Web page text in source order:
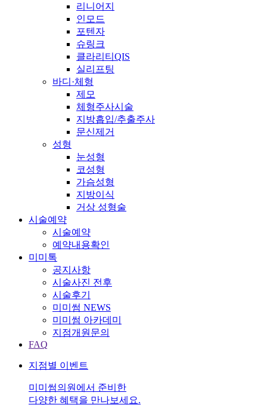
리니어지
인모드
포텐자
슈링크
클라리티QIS
실리프팅
바디·체형
제모
체형주사시술
지방흡입/추출주사
문신제거
성형
눈성형
코성형
가슴성형
지방이식
거상 성형술
시술예약
시술예약
예약내용확인
미미톡
공지사항
시술사진 전후
시술후기
미미썸 NEWS
미미썸 아카데미
지점개원문의
FAQ
지점별 이벤트
미미썸의원에서 준비한
다양한 혜택을 만나보세요.